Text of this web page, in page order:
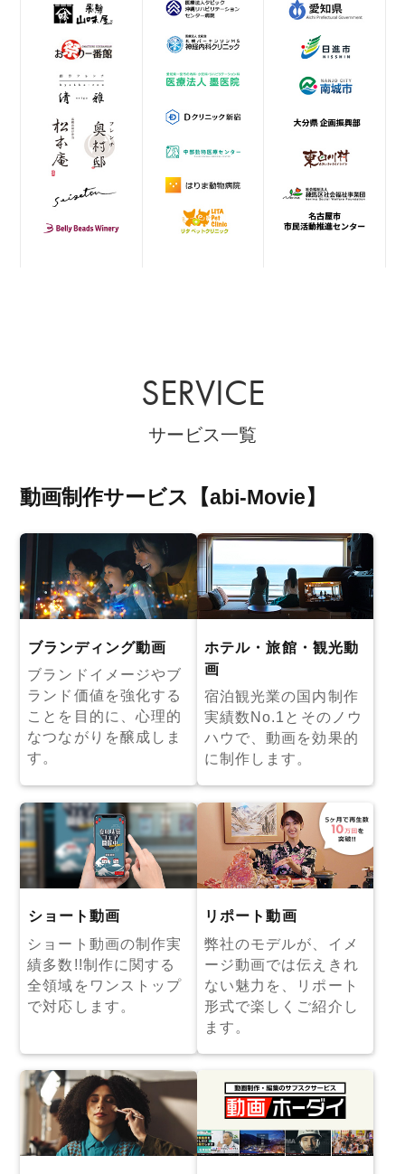
SERVICE
サービス一覧
動画制作サービス【abi-Movie】
ブランディング動画
ブランドイメージやブ
ランド価値を強化する
ことを目的に、心理的
なつながりを醸成しま
す。
ホテル・旅館・観光動
画
宿泊観光業の国内制作
実績数No.1とそのノウ
ハウで、動画を効果的
に制作します。
ショート動画
ショート動画の制作実
績多数!!制作に関する
全領域をワンストップ
で対応します。
リポート動画
弊社のモデルが、イメ
ージ動画では伝えきれ
ない魅力を、リポート
形式で楽しくご紹介し
ます。